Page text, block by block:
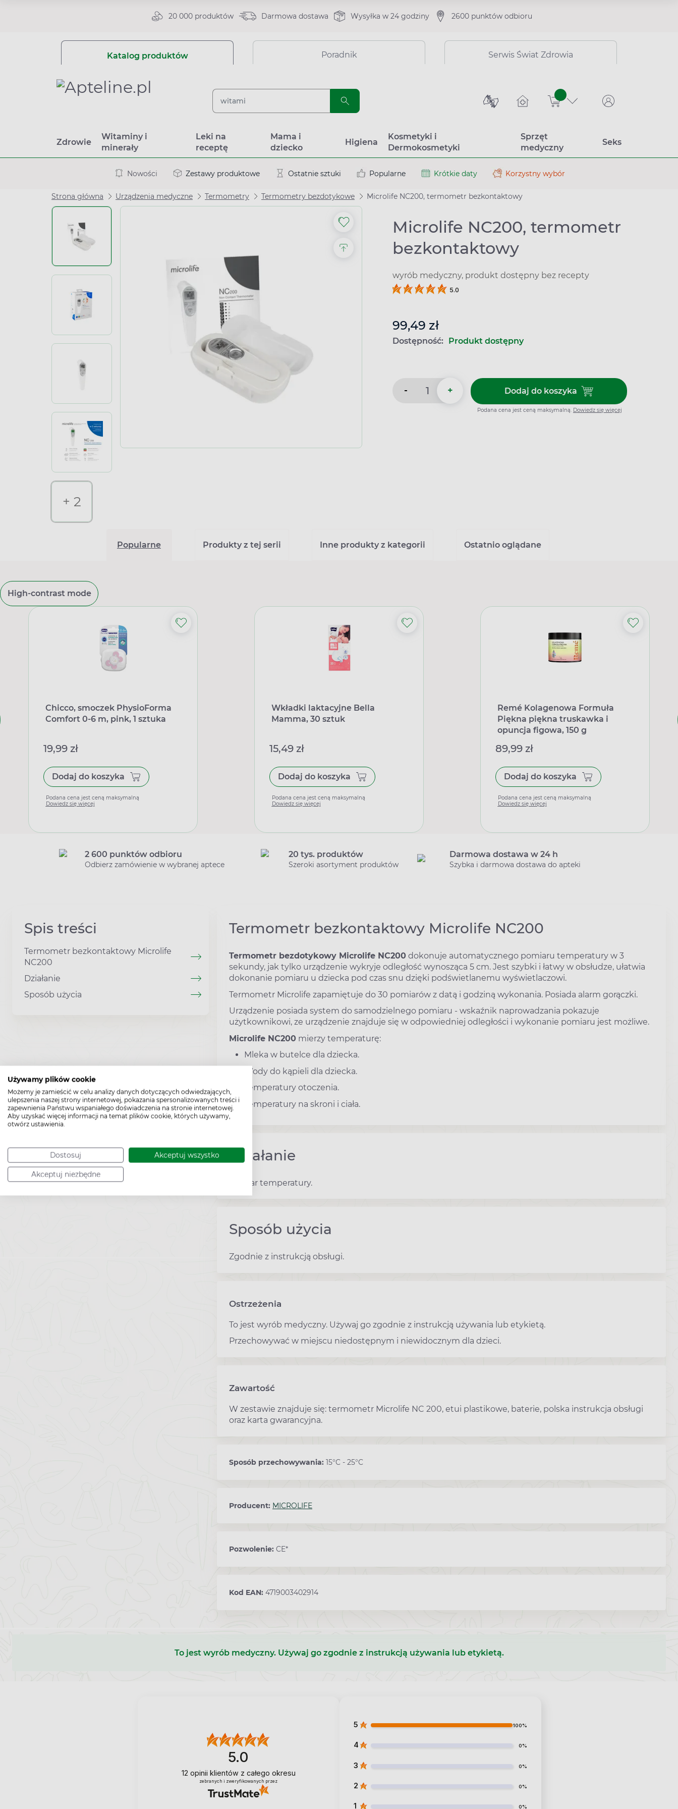
Używamy plików cookie
Możemy je zamieścić w celu analizy danych dotyczących odwiedzających,
ulepszenia naszej strony internetowej, pokazania spersonalizowanych treści i
zapewnienia Państwu wspaniałego doświadczenia na stronie internetowej.
Aby uzyskać więcej informacji na temat plików cookie, których używamy,
otwórz ustawienia.
Dostosuj Akceptuj wszystko
Akceptuj niezbędne
20 000 produktów Darmowa dostawa Wysyłka w 24 godziny 2600 punktów odbioru
Katalog produktów Poradnik Serwis Świat Zdrowia
sztuk
Zdrowie
Witaminy i
minerały
Leki na
receptę
Mama i
dziecko
Higiena
Kosmetyki i
Dermokosmetyki
Sprzęt
medyczny
Seks
Nowości Zestawy produktowe Ostatnie sztuki Popularne Krótkie daty Korzystny wybór
Strona główna Urządzenia medyczne Termometry Termometry bezdotykowe Microlife NC200, termometr bezkontaktowy
Microlife NC200, termometr
bezkontaktowy
wyrób medyczny, produkt dostępny bez recepty
5.0
+ 2
99,49 zł
Dostępność: Produkt dostępny
- + Dodaj do koszykaDodaj do koszyka Microlife
Podana cena jest ceną maksymalną. Dowiedz się więcej
Popularne Produkty z tej serii Inne produkty z kategorii Ostatnio oglądane
High-contrast mode
Chicco, smoczek PhysioForma
Comfort 0-6 m, pink, 1 sztuka
19,99 zł
Dodaj do koszyka
Podana cena jest ceną maksymalną
Dowiedz się więcej
Wkładki laktacyjne Bella
Mamma, 30 sztuk
15,49 zł
Dodaj do koszyka
Podana cena jest ceną maksymalną
Dowiedz się więcej
Remé Kolagenowa Formuła
Piękna piękna truskawka i
opuncja figowa, 150 g
89,99 zł
Dodaj do koszyka
Podana cena jest ceną maksymalną
Dowiedz się więcej
2 600 punktów odbioru
Odbierz zamówienie w wybranej aptece
20 tys. produktów
Szeroki asortyment produktów
Darmowa dostawa w 24 h
Szybka i darmowa dostawa do apteki
Spis treści
Termometr bezkontaktowy Microlife
NC200
Działanie
Sposób użycia
Termometr bezkontaktowy Microlife NC200
Termometr bezdotykowy Microlife NC200 dokonuje automatycznego pomiaru temperatury w 3
sekundy, jak tylko urządzenie wykryje odległość wynosząca 5 cm. Jest szybki i łatwy w obsłudze, ułatwia
dokonanie pomiaru u dziecka pod czas snu dzięki podświetlanemu wyświetlaczowi.
Termometr Microlife zapamiętuje do 30 pomiarów z datą i godziną wykonania. Posiada alarm gorączki.
Urządzenie posiada system do samodzielnego pomiaru - wskaźnik naprowadzania pokazuje
użytkownikowi, ze urządzenie znajduje się w odpowiedniej odległości i wykonanie pomiaru jest możliwe.
Microlife NC200 mierzy temperaturę:
Mleka w butelce dla dziecka.
Wody do kąpieli dla dziecka.
Temperatury otoczenia.
Temperatury na skroni i ciała.
Działanie
Pomiar temperatury.
Sposób użycia
Zgodnie z instrukcją obsługi.
Ostrzeżenia
To jest wyrób medyczny. Używaj go zgodnie z instrukcją używania lub etykietą.
Przechowywać w miejscu niedostępnym i niewidocznym dla dzieci.
Zawartość
W zestawie znajduje się: termometr Microlife NC 200, etui plastikowe, baterie, polska instrukcja obsługi
oraz karta gwarancyjna.
Sposób przechowywania: 15°C - 25°C
Producent: MICROLIFE
Pozwolenie: CE*
Kod EAN: 4719003402914
To jest wyrób medyczny. Używaj go zgodnie z instrukcją używania lub etykietą.
5.0
12 opinii klientów z całego okresu
zebranych i zweryfikowanych przez
5 100%
4 0%
3 0%
2 0%
1 0%